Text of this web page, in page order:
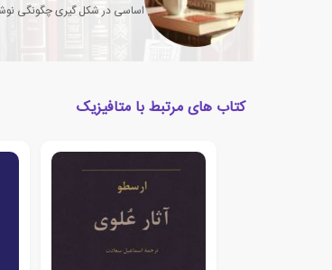
اساسی در شکل گیری چگونگی
کتاب های مرتبط با متافیزیک